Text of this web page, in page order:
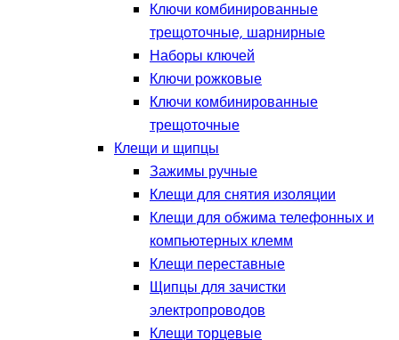
Ключи комбинированные
трещоточные, шарнирные
Наборы ключей
Ключи рожковые
Ключи комбинированные
трещоточные
Клещи и щипцы
Зажимы ручные
Клещи для снятия изоляции
Клещи для обжима телефонных и
компьютерных клемм
Клещи переставные
Щипцы для зачистки
электропроводов
Клещи торцевые